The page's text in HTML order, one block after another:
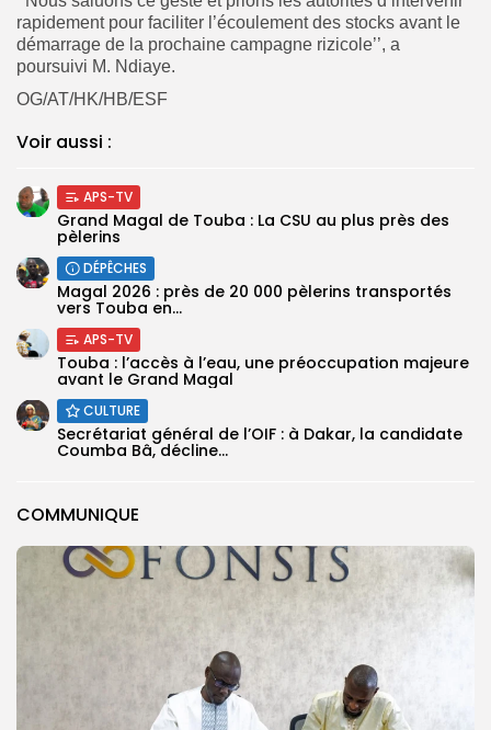
COMMUNIQUE
rapidement pour faciliter l’écoulement des stocks avant le
démarrage de la prochaine campagne rizicole’’, a
poursuivi M. Ndiaye.
OG/AT/HK/HB/ESF
Voir aussi :
APS-TV
Grand Magal de Touba : La CSU au plus près des
pèlerins
DÉPÊCHES
Magal 2026 : près de 20 000 pèlerins transportés
vers Touba en...
APS-TV
Touba : l’accès à l’eau, une préoccupation majeure
avant le Grand Magal
CULTURE
Secrétariat général de l’OIF : à Dakar, la candidate
Coumba Bâ, décline...